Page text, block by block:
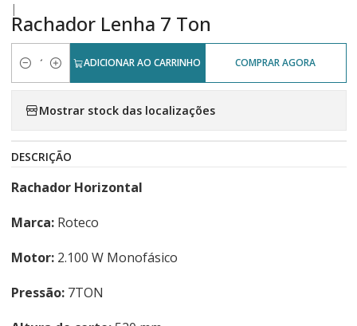
|
Rachador Lenha 7 Ton
Quantidade
ADICIONAR AO CARRINHO COMPRAR AGORA
Mostrar stock das localizações
DESCRIÇÃO
Rachador Horizontal
Marca: Roteco
Motor: 2.100 W Monofásico
Pressão:7TON